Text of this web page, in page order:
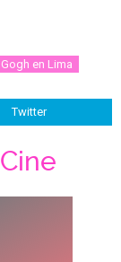
en Lima
Twitter